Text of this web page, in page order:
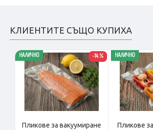
КЛИЕНТИТЕ СЪЩО КУПИХА
-14 %
НАЛИЧНО
Пликове за вакуумиране
НАЛИЧНО
Пликове